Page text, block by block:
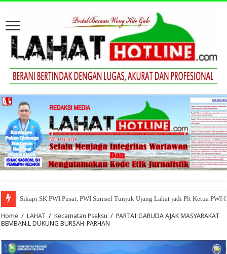
Sikapi SK PWI Pusat, PWI Sumsel Tunjuk Ujang Lahat jadi Plt Ketua PWI
Home / LAHAT / Kecamatan Pseksu / PARTAI GARUDA AJAK MASYARAKAT
BEMBAN.L DUKUNG BURSAH-PARHAN